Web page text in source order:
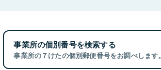
事業所の個別番号を検索する
事業所の７けたの個別郵便番号をお調べします。